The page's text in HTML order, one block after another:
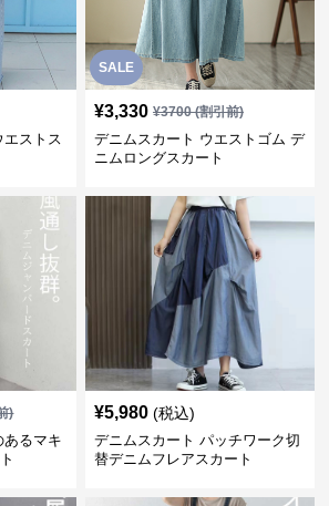
エストス
SALE
¥3,330 ¥3700(割引前)
デニムスカート ウエストゴム デ
ニムロングスカート
)
あるマキ
¥5,980 (税込)
デニムスカート パッチワーク切
替デニムフレアスカート